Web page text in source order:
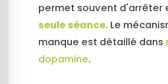
permet souvent d'arrêter
seule séance. Le
manque est détaillé dans
dopamine.